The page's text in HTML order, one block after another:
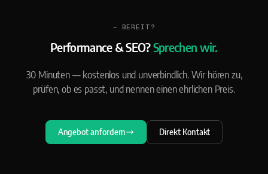
— BEREIT?
Performance & SEO?Sprechen wir.
30 Minuten — kostenlos und unverbindlich. Wir hören zu,
prüfen, ob es passt, und nennen einen ehrlichen Preis.
Angebot anfordern Direkt Kontakt